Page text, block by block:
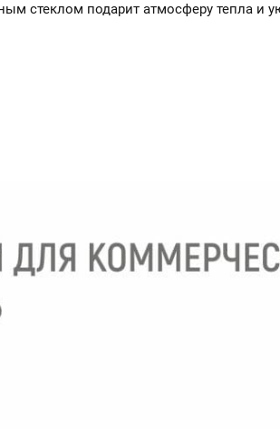
стеклом подарит атмосферу тепла и